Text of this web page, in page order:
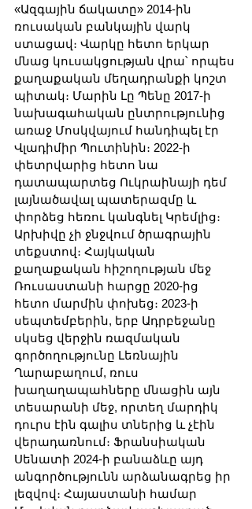
«Ազգային ճակատը» 2014-ին
ռուսական բանկային վարկ
ստացավ։ Վարկը հետո երկար
մնաց կուսակցության վրա՝ որպես
քաղաքական մեղադրանքի կոշտ
պիտակ։ Մարին Լը Պենը 2017-ի
նախագահական ընտրությունից
առաջ Մոսկվայում հանդիպել էր
Վլադիմիր Պուտինին։ 2022-ի
փետրվարից հետո նա
դատապարտեց Ուկրաինայի դեմ
լայնածավալ պատերազմը և
փորձեց հեռու կանգնել Կրեմլից։
Արխիվը չի ջնջվում ծրագրային
տեքստով։ Հայկական
քաղաքական հիշողության մեջ
Ռուսաստանի հարցը 2020-ից
հետո մարմին փոխեց։ 2023-ի
սեպտեմբերին, երբ Ադրբեջանը
սկսեց վերջին ռազմական
գործողությունը Լեռնային
Ղարաբաղում, ռուս
խաղաղապահները մնացին այն
տեսարանի մեջ, որտեղ մարդիկ
դուրս էին գալիս տներից և չէին
վերադառնում։ Ֆրանսիական
Սենատի 2024-ի բանաձևը այդ
անգործությունն արձանագրեց իր
լեզվով։ Հայաստանի համար